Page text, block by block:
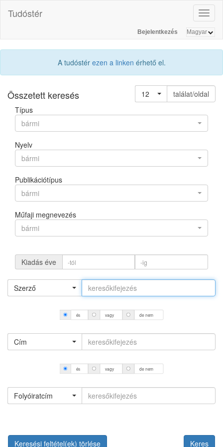
Tudóstér
Bejelentkezés
A tudóstér ezen a linken érhető el.
Összetett keresés 12
találat/oldal
Típus
bármi
Nyelv
bármi
Publikációtípus
bármi
Műfaji megnevezés
bármi
Kiadás éve
Szerző
és vagy de nem
Cím
és vagy de nem
Folyóiratcím
Keresési feltétel(ek) törlése